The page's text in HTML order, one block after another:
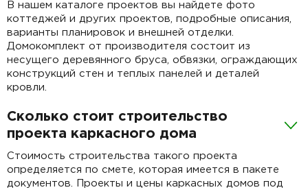
В нашем каталоге проектов вы найдете фото
коттеджей и других проектов, подробные описания,
варианты планировок и внешней отделки.
Домокомплект от производителя состоит из
несущего деревянного бруса, обвязки, ограждающих
конструкций стен и теплых панелей и деталей
кровли.
Сколько стоит строительство
проекта каркасного дома
Стоимость строительства такого проекта
определяется по смете, которая имеется в пакете
документов. Проекты и цены каркасных домов под